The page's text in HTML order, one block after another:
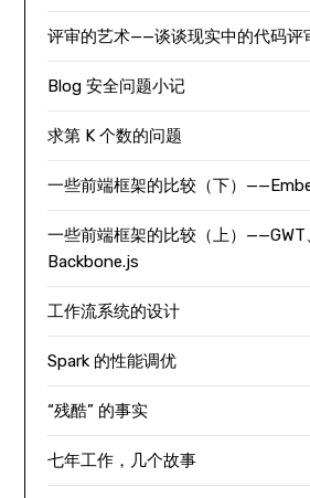
评审的艺术——谈谈现实中的代码评
Blog 安全问题小记
求第 K 个数的问题
一些前端框架的比较（下）
一些前端框架的比较（上）——GWT
Backbone.js
工作流系统的设计
Spark 的性能调优
“残酷” 的事实
七年工作，几个故事